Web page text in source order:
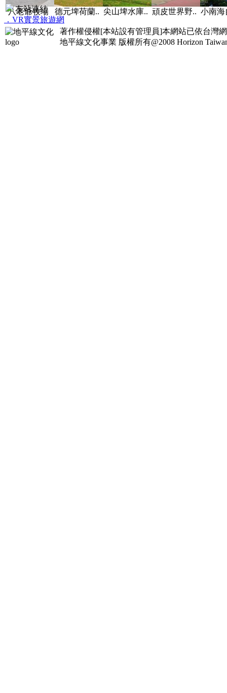
八老爺牧場 德元埤荷蘭.. 尖山埤水庫.. 頑皮世界野.. 小南海
友站連結
．VR實景旅遊網
著作權侵權[本站設有管理員]本網站已依台灣
地平線文化事業 版權所有@2008 Horizon